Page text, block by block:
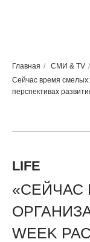
Главная / СМИ & TV /
Сейчас время
перспективах
LIFE
«СЕЙЧАС
WEEK